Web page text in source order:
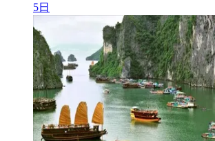
5日